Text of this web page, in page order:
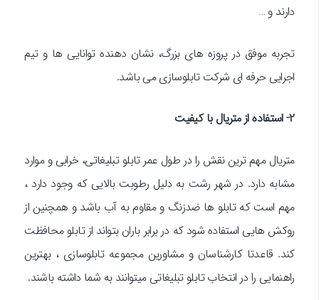
دارند و …
تجربه موفق در پروزه های بزرگ، نشان دهنده توانایی ها و تیم
اجرایی حرفه ای شرکت تابلوسازی می باشد.
2- استفاده از متریال با کیفیت
متریال مهم ترین نقش را در طول عمر تابلو تبلیغاتی، خرابی و موارد
مشابه دارد. در شهر رشت به دلیل رطوبت بالایی که وجود دارد ،
مهم است که تابلو ها ضدزنگ و مقاوم به آب باشد و همچنین از
روکش هایی استفاده شود که در برابر باران بتواند از تابلو محافظت
کند. قاعدتا کارشناسان و مشاورین مجموعه تابلوسازی ، بهترین
راهنمایی را در انتخاب تابلو تبلیغاتی میتوانند به شما داشته باشند.